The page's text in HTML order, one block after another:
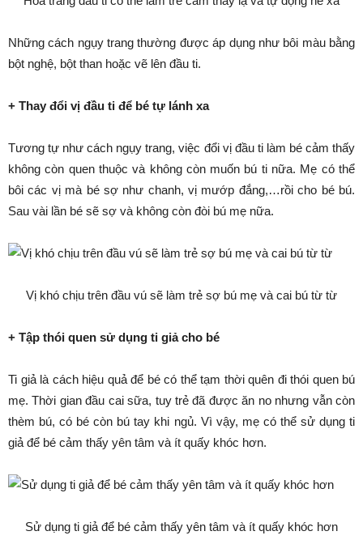
Những cách ngụy trang thường được áp dụng như bôi màu bằng
bột nghệ, bột than hoặc vẽ lên đầu ti.
+ Thay đổi vị đầu ti để bé tự lánh xa
Tương tự như cách ngụy trang, việc đổi vị đầu ti làm bé cảm thấy
không còn quen thuộc và không còn muốn bú ti nữa. Mẹ có thể
bôi các vị mà bé sợ như chanh, vị mướp đắng,…rồi cho bé bú.
Sau vài lần bé sẽ sợ và không còn đòi bú mẹ nữa.
Vị khó chịu trên đầu vú sẽ làm trẻ sợ bú mẹ và cai bú từ từ
+ Tập thói quen sử dụng ti giả cho bé
Ti giả là cách hiệu quả để bé có thể tạm thời quên đi thói quen bú
mẹ. Thời gian đầu cai sữa, tuy trẻ đã được ăn no nhưng vẫn còn
thèm bú, có bé còn bú tay khi ngủ. Vì vậy, mẹ có thể sử dụng ti
giả để bé cảm thấy yên tâm và ít quấy khóc hơn.
Sử dụng ti giả để bé cảm thấy yên tâm và ít quấy khóc hơn